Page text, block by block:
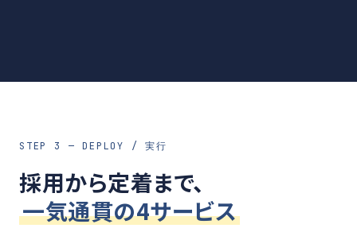
STEP 3 — DEPLOY / 実行
採用から定着まで、
一気通貫の4サービス